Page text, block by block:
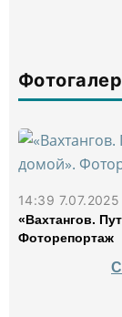
14:39 7.07.2025
«Вахтангов.
Фоторепортаж